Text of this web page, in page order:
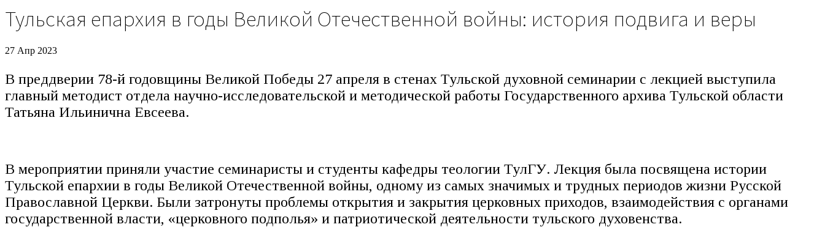
Тульская епархия в годы Великой Отечественной войны: история подвига и веры
27 Апр 2023
В преддверии 78-й годовщины Великой Победы 27 апреля в стенах Тульской духовной семинарии с лекцией выступила
главный методист отдела научно-исследовательской и методической работы Государственного архива Тульской области
Татьяна Ильинична Евсеева.
В мероприятии приняли участие семинаристы и студенты кафедры теологии ТулГУ. Лекция была посвящена истории
Тульской епархии в годы Великой Отечественной войны, одному из самых значимых и трудных периодов жизни Русской
Православной Церкви. Были затронуты проблемы открытия и закрытия церковных приходов, взаимодействия с органами
государственной власти, «церковного подполья» и патриотической деятельности тульского духовенства.